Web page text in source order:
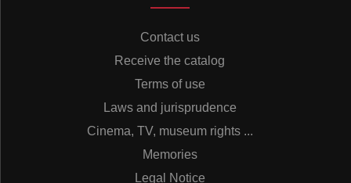
Contact us
Receive the catalog
Terms of use
Laws and jurisprudence
Cinema, TV, museum rights ...
Memories
Legal Notice